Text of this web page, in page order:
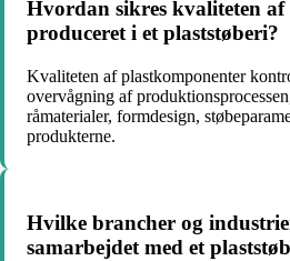
Hvordan sikres kvaliteten
produceret i et plaststøberi?
Kvaliteten af plastkomponenter
overvågning af
råmaterialer, formdesign,
produkterne.
Hvilke brancher og
samarbejdet med et